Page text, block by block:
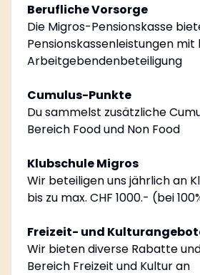
Berufliche Vorsorge
Die Migros-Pensionskasse
Pensionskassenleistungen mit
Arbeitgebendenbeteiligung
Cumulus-Punkte
Du sammelst zusätzliche
Bereich Food und Non Food
Klubschule Migros
Wir beteiligen uns jährlich an
bis zu max. CHF 1000.- (bei
Freizeit- und
Wir bieten diverse Rabatte
Bereich Freizeit und Kultur an